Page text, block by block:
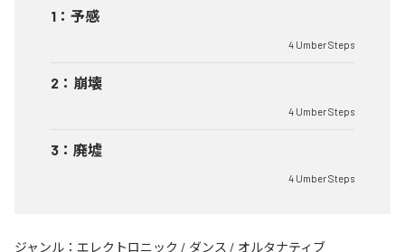
1 ： 予感
4 Umber Steps
2 ： 崩壊
4 Umber Steps
3 ： 廃墟
4 Umber Steps
ジャンル： エレクトロニック / ダンス / オルタナティブ